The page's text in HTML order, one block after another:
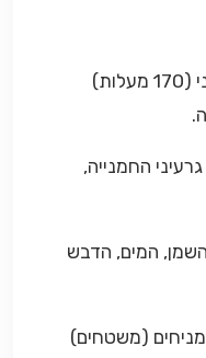
1. מחממים את התנור לחום בינוני (170 מעלות)
החמנייה,
המים, הדבש
(משטחים)